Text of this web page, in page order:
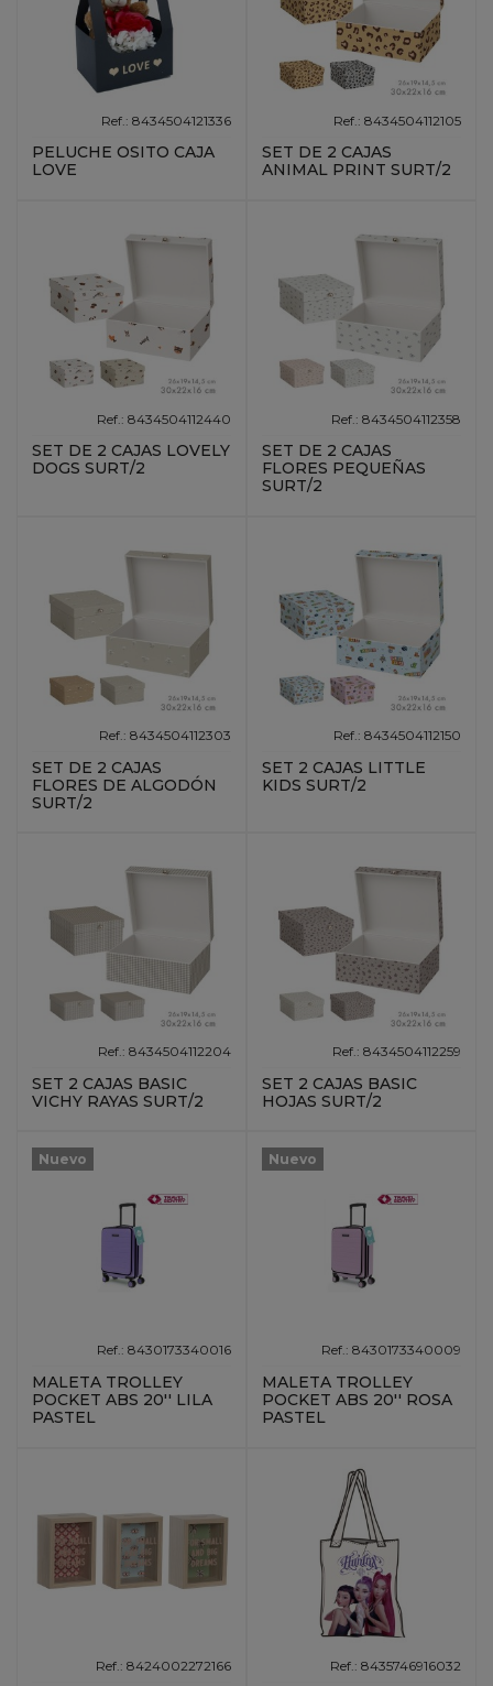
Ref.: 8434504121336
PELUCHE OSITO CAJA
LOVE
Ref.: 8434504112105
SET DE 2 CAJAS
ANIMAL PRINT SURT/2
Ref.: 8434504112440
SET DE 2 CAJAS LOVELY
DOGS SURT/2
Ref.: 8434504112358
SET DE 2 CAJAS
FLORES PEQUEÑAS
SURT/2
Ref.: 8434504112303
SET DE 2 CAJAS
FLORES DE ALGODÓN
SURT/2
Ref.: 8434504112150
SET 2 CAJAS LITTLE
KIDS SURT/2
Ref.: 8434504112204
SET 2 CAJAS BASIC
VICHY RAYAS SURT/2
Ref.: 8434504112259
SET 2 CAJAS BASIC
HOJAS SURT/2
Nuevo
Ref.: 8430173340016
MALETA TROLLEY
POCKET ABS 20'' LILA
PASTEL
Nuevo
Ref.: 8430173340009
MALETA TROLLEY
POCKET ABS 20'' ROSA
PASTEL
Ref.: 8424002272166 Ref.: 8435746916032